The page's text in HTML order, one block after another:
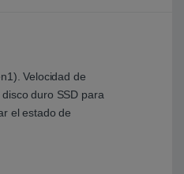
Velocidad de
duro SSD para
el estado de